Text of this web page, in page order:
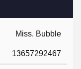
Miss. Bubble
13657292467